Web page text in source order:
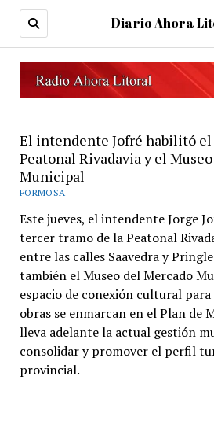
Diario Ahora
El intendente Jofré habilitó
Peatonal Rivadavia y el
Municipal
FORMOSA
Este jueves, el intendente Jorge
tercer tramo de la Peatonal
entre las calles Saavedra y
también el Museo del Mercado
espacio de conexión cultural para
obras se enmarcan en el Plan de
lleva adelante la actual gestión
consolidar y promover el perfil
provincial.